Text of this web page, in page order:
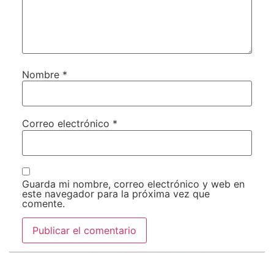
Nombre *
Correo electrónico *
Guarda mi nombre, correo electrónico y web en
este navegador para la próxima vez que
comente.